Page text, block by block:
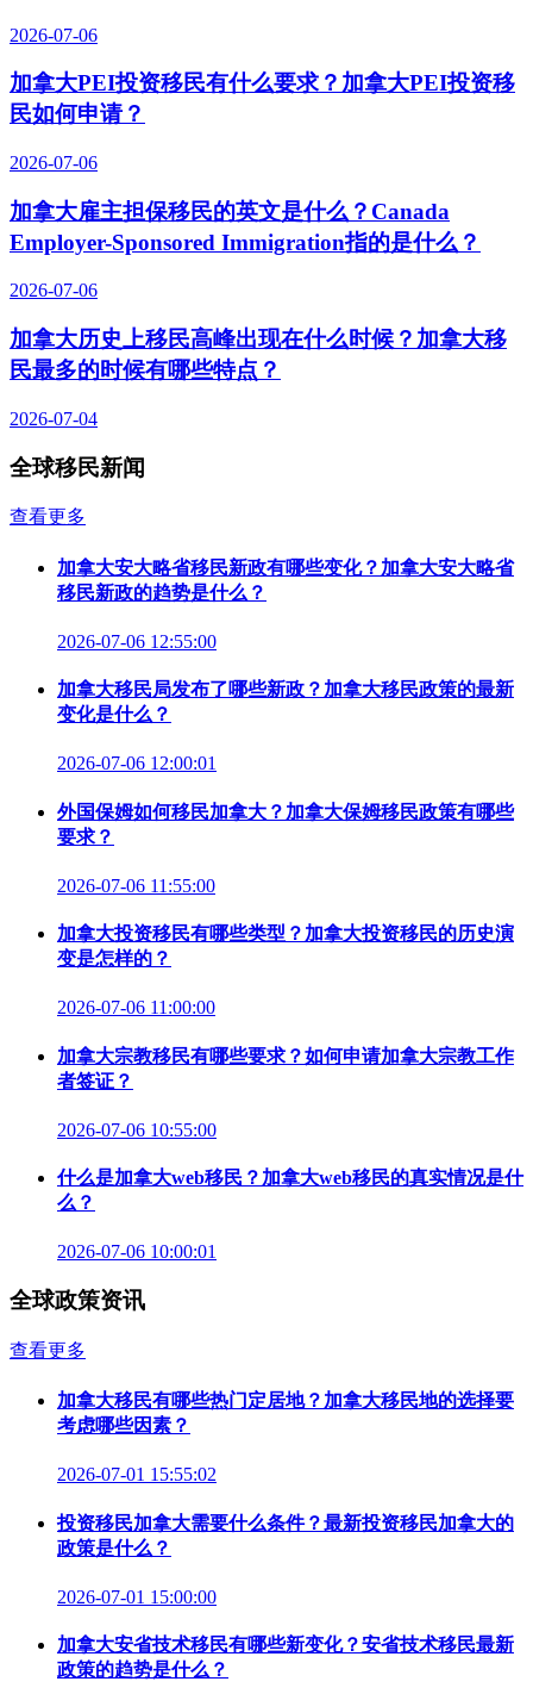
2026-07-06
加拿大PEI投资移民有什么要求？加拿大PEI投资移
民如何申请？
2026-07-06
加拿大雇主担保移民的英文是什么？Canada
Employer-Sponsored Immigration指的是什么？
2026-07-06
加拿大历史上移民高峰出现在什么时候？加拿大移
民最多的时候有哪些特点？
2026-07-04
全球移民新闻
查看更多
加拿大安大略省移民新政有哪些变化？加拿大安大略省
移民新政的趋势是什么？
2026-07-06 12:55:00
加拿大移民局发布了哪些新政？加拿大移民政策的最新
变化是什么？
2026-07-06 12:00:01
外国保姆如何移民加拿大？加拿大保姆移民政策有哪些
要求？
2026-07-06 11:55:00
加拿大投资移民有哪些类型？加拿大投资移民的历史演
变是怎样的？
2026-07-06 11:00:00
加拿大宗教移民有哪些要求？如何申请加拿大宗教工作
者签证？
2026-07-06 10:55:00
什么是加拿大web移民？加拿大web移民的真实情况是什
么？
2026-07-06 10:00:01
全球政策资讯
查看更多
加拿大移民有哪些热门定居地？加拿大移民地的选择要
考虑哪些因素？
2026-07-01 15:55:02
投资移民加拿大需要什么条件？最新投资移民加拿大的
政策是什么？
2026-07-01 15:00:00
加拿大安省技术移民有哪些新变化？安省技术移民最新
政策的趋势是什么？